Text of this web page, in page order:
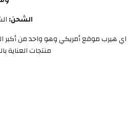
الشحن:
اي هيرب موقع أمريكي وهو واحد من أكبر
منتجات العناية